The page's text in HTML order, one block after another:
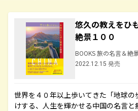
悠久の教えをひ
絶景１００
BOOKS 旅の名言＆絶
2022.12.15 発売
世界を４０年以上歩いてきた「地球
けする、人生を輝かせる中国の名言と